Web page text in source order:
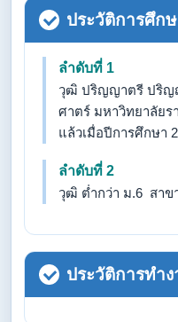
ประวัติการศึก
ลำดับที่ 1
วุฒิ ปริญญาตรี ปริญ
ศาตร์ มหาวิทยาลัยร
แล้วเมื่อปีการศึกษา
ลำดับที่ 2
วุฒิ ต่ำกว่า ม.6 สาข
ประวัติการทำ